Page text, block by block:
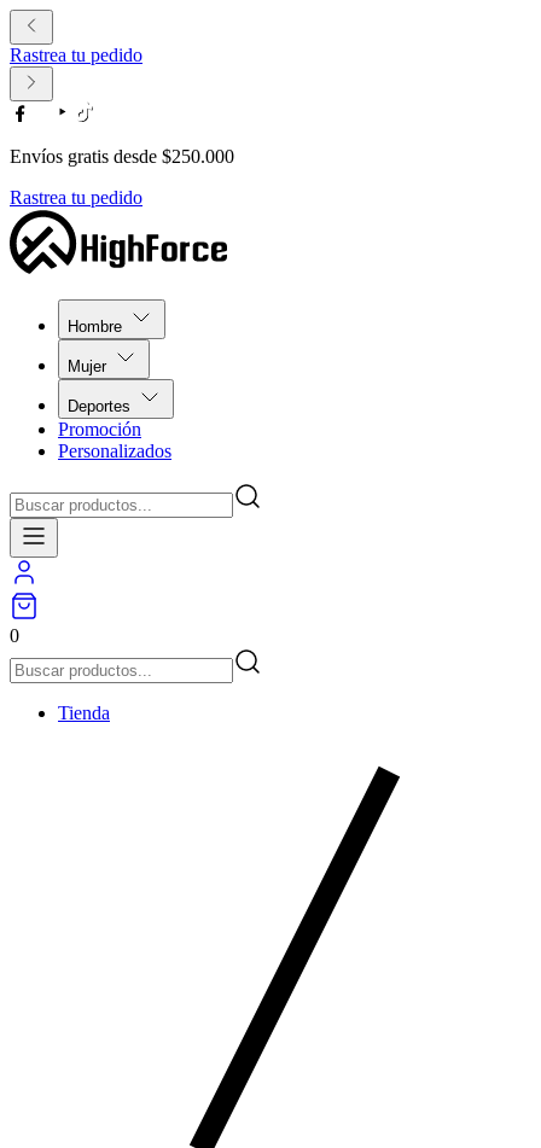
Rastrea tu pedido
Envíos gratis desde $250.000
Rastrea tu pedido
Hombre
Mujer
Deportes
Promoción
Personalizados
0
Tienda